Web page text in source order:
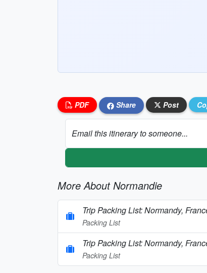
PDF Share Post
Email this itinerary to someone...
More About Normandie
Trip Packing List: Normandy,
Packing List
Trip Packing List: Normandy,
Packing List